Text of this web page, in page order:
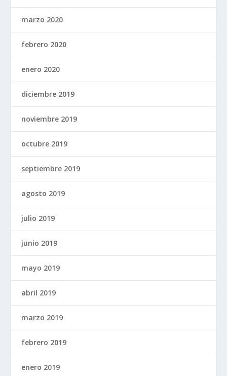
marzo 2020
febrero 2020
enero 2020
diciembre 2019
noviembre 2019
octubre 2019
septiembre 2019
agosto 2019
julio 2019
junio 2019
mayo 2019
abril 2019
marzo 2019
febrero 2019
enero 2019